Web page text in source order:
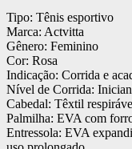
Tipo: Tênis esportivo
Marca: Actvitta
Gênero: Feminino
Cor: Rosa
Indicação: Corrida e
Nível de Corrida:
Cabedal: Têxtil
Palmilha: EVA com
Entressola: EVA